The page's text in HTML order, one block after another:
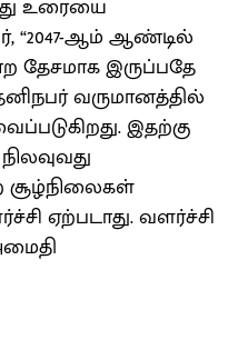
உரையை
“2047-ஆம் ஆண்டில்
தேசமாக இருப்பதே
வருமானத்தில்
இதற்கு
சூழ்நிலைகள்
ஏற்படாது. வளர்ச்சி